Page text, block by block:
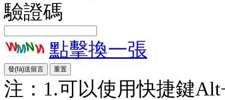
驗證碼
點擊換一張
注：1.可以使用快捷鍵